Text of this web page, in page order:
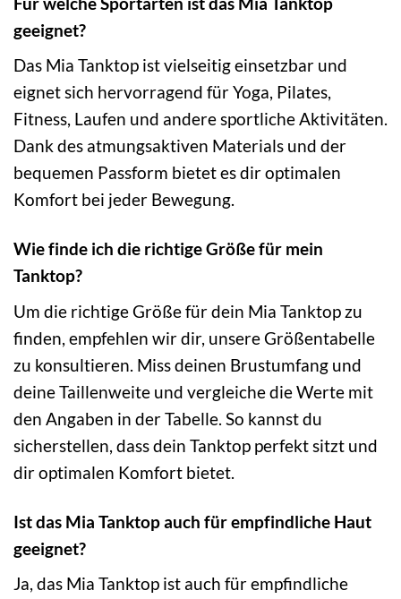
geeignet?
Das Mia Tanktop ist vielseitig einsetzbar und
eignet sich hervorragend für Yoga, Pilates,
Fitness, Laufen und andere sportliche Aktivitäten.
Dank des atmungsaktiven Materials und der
bequemen Passform bietet es dir optimalen
Komfort bei jeder Bewegung.
Wie finde ich die richtige Größe für mein
Tanktop?
Um die richtige Größe für dein Mia Tanktop zu
finden, empfehlen wir dir, unsere Größentabelle
zu konsultieren. Miss deinen Brustumfang und
deine Taillenweite und vergleiche die Werte mit
den Angaben in der Tabelle. So kannst du
sicherstellen, dass dein Tanktop perfekt sitzt und
dir optimalen Komfort bietet.
Ist das Mia Tanktop auch für empfindliche Haut
geeignet?
Ja, das Mia Tanktop ist auch für empfindliche